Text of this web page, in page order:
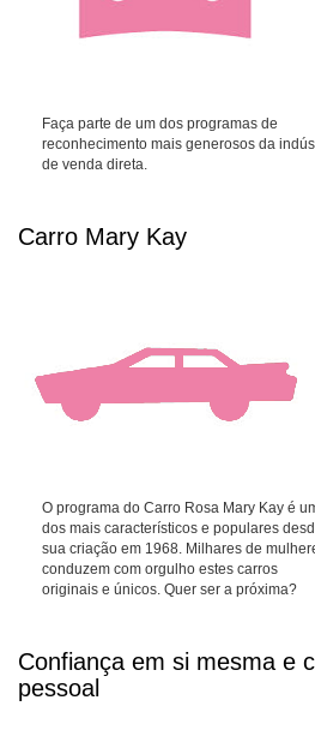
Faça parte de um dos programas de
reconhecimento mais generosos da
de venda direta.
Carro Mary Kay
O programa do Carro Rosa Mary Kay é
dos mais característicos e populares
sua criação em 1968. Milhares de
conduzem com orgulho estes carros
originais e únicos. Quer ser a próxima?
Confiança em si mesma e
pessoal